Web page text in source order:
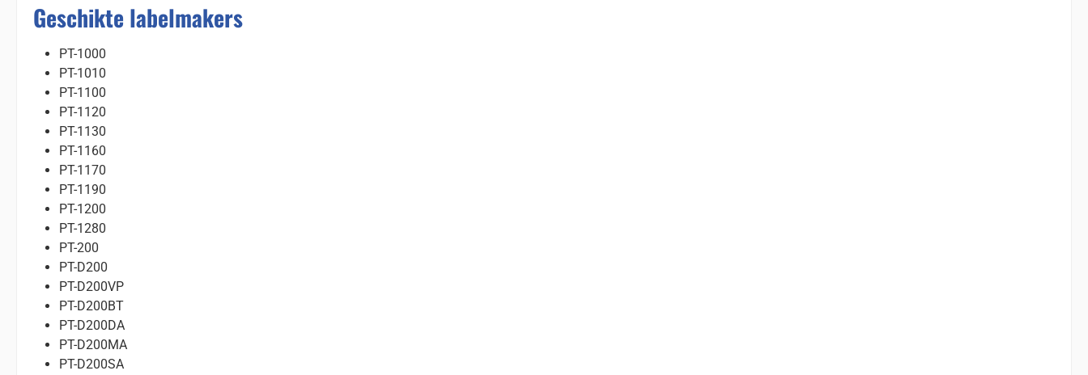
Geschikte labelmakers
PT-1000
PT-1010
PT-1100
PT-1120
PT-1130
PT-1160
PT-1170
PT-1190
PT-1200
PT-1280
PT-200
PT-D200
PT-D200VP
PT-D200BT
PT-D200DA
PT-D200MA
PT-D200SA